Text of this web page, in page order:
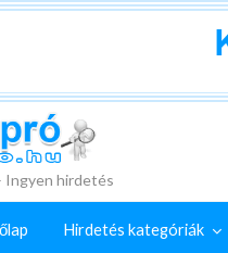
+
Hirdetés
feladása
Ingyen hirdetés
Hirdetés kategóriák